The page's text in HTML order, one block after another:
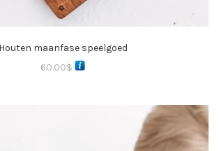
Houten maanfase speelgoed
60.00$